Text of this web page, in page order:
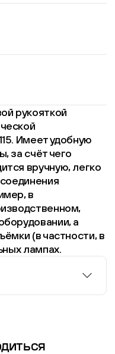
рукояткой
Имеет удобную
за счёт чего
вручную, легко
в
а
(в частности, в
лампах.